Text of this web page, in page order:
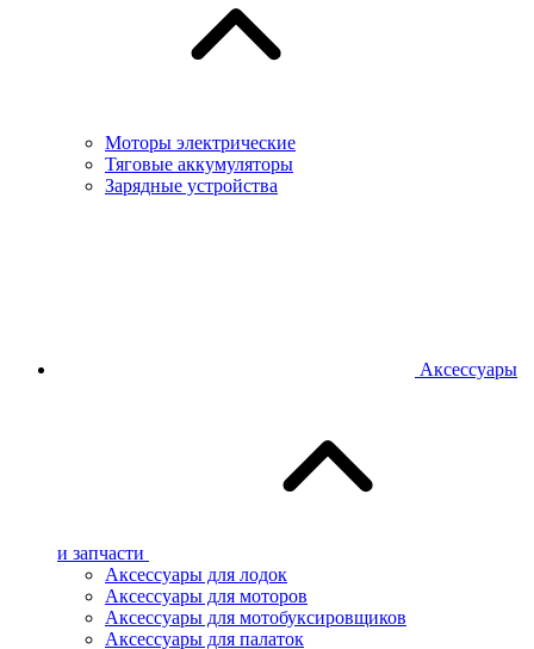
Моторы электрические
Тяговые аккумуляторы
Зарядные устройства
Аксессуары
и запчасти
Аксессуары для лодок
Аксессуары для моторов
Аксессуары для мотобуксировщиков
Аксессуары для палаток